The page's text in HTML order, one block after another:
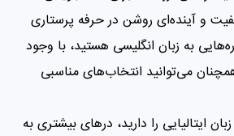
و آینده‌ای روشن در حرفه پرستاری
به زبان انگلیسی هستید، با وجود
می‌توانید انتخاب‌های مناسبی
ایتالیایی را دارید، درهای بیشتری به